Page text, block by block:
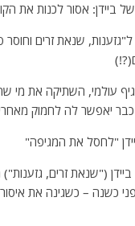
אסור לכנות את
שנאת זרים וחוסר
עולמי, השתיקה את מי
כבר יאפשר לה לחמוק
"לחסל את המגיפה"
("שנאת זרים,
כשנה – כשגינה את